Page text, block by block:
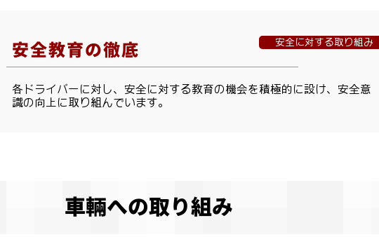
安全教育の徹底 安全に対する取り組み
各ドライバーに対し、安全に対する教育の機会を積極的に設け、安全意
識の向上に取り組んでいます。
​車輛への取り組み